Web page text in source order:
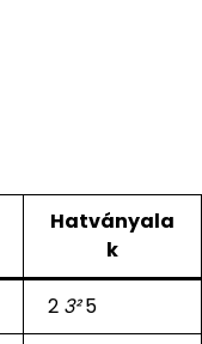
Hatványala
k
2 3²5